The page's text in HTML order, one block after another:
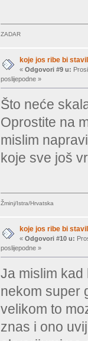
ZADAR
koje jos ribe bi
« Odgovori #9 u:
poslijepodne »
Što neće
Oprostite na
mislim
koje sve još
Žminj/Istra/Hrvatska
koje jos ribe bi
« Odgovori #10 u:
poslijepodne »
Ja mislim kad
nekom super
velikom to
znas i ono